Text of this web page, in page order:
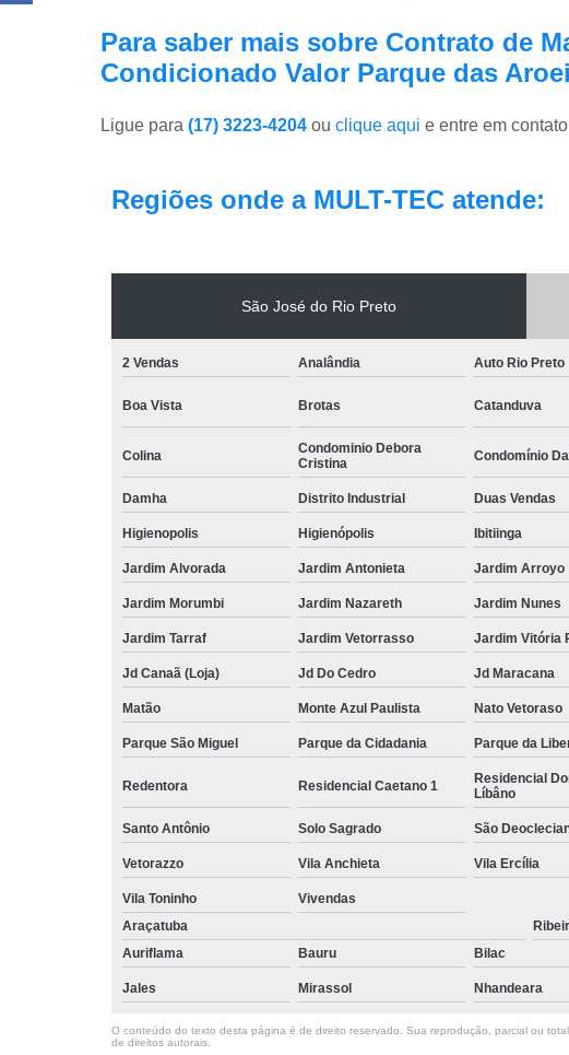
Para saber mais sobre Contrato de
Condicionado Valor Parque das
Ligue para (17) 3223-4204 ou clique aqui e entre em
Regiões onde a MULT-TEC atende:
São José do Rio Preto
2 Vendas Analândia Auto Rio Preto
Boa Vista Brotas Catanduva
Colina
Condominio Debora
Cristina
Condomínio
Damha Distrito Industrial Duas Vendas
Higienopolis Higienópolis Ibitiinga
Jardim Alvorada Jardim Antonieta Jardim Arroyo
Jardim Morumbi Jardim Nazareth Jardim Nunes
Jardim Tarraf Jardim Vetorrasso Jardim Vitória
Jd Canaã (Loja) Jd Do Cedro Jd Maracana
Matão Monte Azul Paulista Nato Vetoraso
Parque São Miguel Parque da Cidadania Parque da
Redentora Residencial Caetano 1
Residencial
Líbâno
Santo Antônio Solo Sagrado São
Vetorazzo Vila Anchieta Vila Ercília
Vila Toninho
Vivendas
Araçatuba
Auriflama
Bauru Bilac
Jales Mirassol Nhandeara
O conteúdo do texto desta página é de direito reservado. Sua reprodução, parcial ou
de direitos autorais